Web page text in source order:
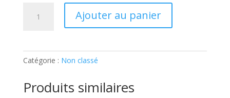
SUBLIMONS
L’AUBERGINE:
Ajouter au panier
Catégorie : Non classé
Produits similaires